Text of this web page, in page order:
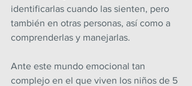
identificarlas cuando las sienten, pero
también en otras personas, así como a
comprenderlas y manejarlas.
Ante este mundo emocional tan
complejo en el que viven los niños de 5